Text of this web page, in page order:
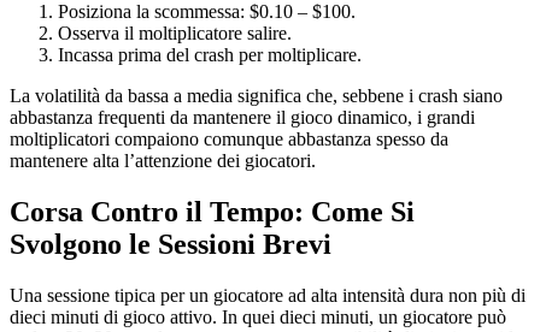
Posiziona la scommessa: $0.10 – $100.
Osserva il moltiplicatore salire.
Incassa prima del crash per moltiplicare.
La volatilità da bassa a media significa che, sebbene i crash siano
abbastanza frequenti da mantenere il gioco dinamico, i grandi
moltiplicatori compaiono comunque abbastanza spesso da
mantenere alta l’attenzione dei giocatori.
Corsa Contro il Tempo: Come Si
Svolgono le Sessioni Brevi
Una sessione tipica per un giocatore ad alta intensità dura non più di
dieci minuti di gioco attivo. In quei dieci minuti, un giocatore può